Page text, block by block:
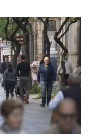
la viticultura de